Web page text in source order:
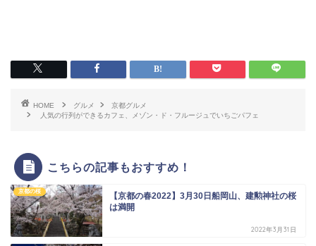
HOME グルメ
京都グルメ
人気の行列ができるカフェ、メゾン・ド・フルージュでいちごパフェ
こちらの記事もおすすめ！
京都の桜
【京都の春2022】3月30日船岡山、建勲神社の桜
は満開
2022年3月31日